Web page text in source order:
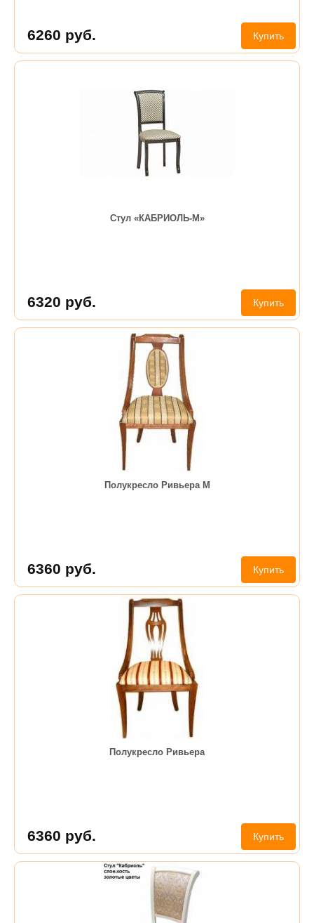
6260 руб. Купить
Стул «КАБРИОЛЬ-М»
6320 руб. Купить
Полукресло Ривьера М
6360 руб. Купить
Полукресло Ривьера
6360 руб. Купить